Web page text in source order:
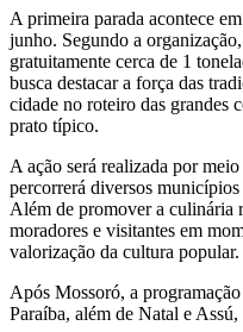
A primeira parada acontece
junho. Segundo a
gratuitamente cerca de 1
busca destacar a força das
cidade no roteiro das grandes
prato típico.
A ação será realizada por
percorrerá diversos
Além de promover a culinária
moradores e visitantes em
valorização da cultura popular.
Após Mossoró, a
Paraíba, além de Natal e